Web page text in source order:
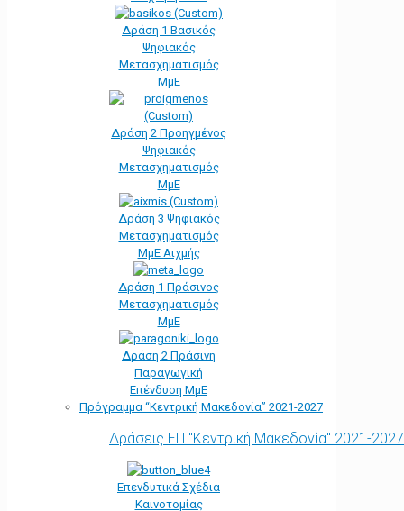
Δράση 1 Βασικός
Ψηφιακός
Μετασχηματισμός
ΜμΕ
Δράση 2 Προηγμένος
Ψηφιακός
Μετασχηματισμός
ΜμΕ
Δράση 3 Ψηφιακός
Μετασχηματισμός
ΜμΕ Αιχμής
Δράση 1 Πράσινος
Μετασχηματισμός
ΜμΕ
Δράση 2 Πράσινη
Παραγωγική
Επένδυση ΜμΕ
Πρόγραμμα “Κεντρική Μακεδονία” 2021-2027
Δράσεις ΕΠ "Κεντρική Μακεδονία" 2021-2027
Επενδυτικά Σχέδια
Καινοτομίας